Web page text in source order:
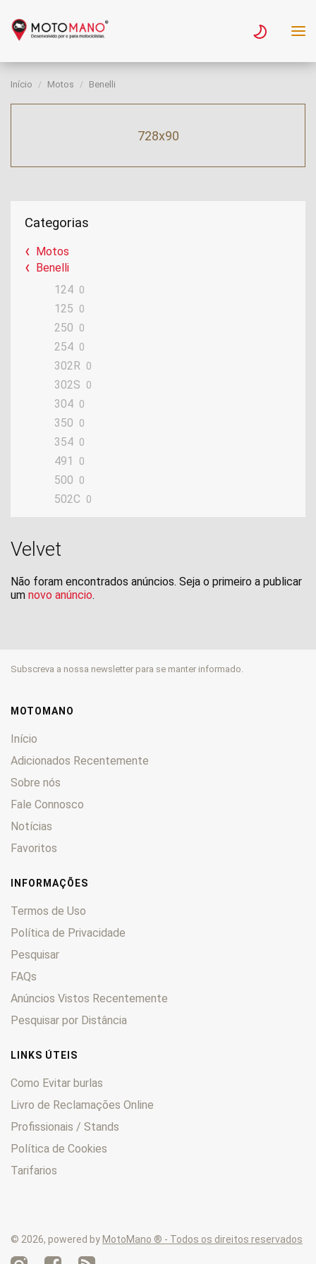
Início Motos Benelli
728x90
Categorias
Motos
Benelli
124 0
125 0
250 0
254 0
302R 0
302S 0
304 0
350 0
354 0
491 0
500 0
502C 0
900
BKX 0
K 0
Leoncino
S 0
Scooty
Spring
Tornado
TRK 0
Velvet 0
Velvet
Não foram encontrados anúncios. Seja o primeiro a publicar
um novo anúncio.
Subscreva a nossa newsletter para se manter informado.
MOTOMANO
Início
Adicionados Recentemente
Sobre nós
Fale Connosco
Notícias
Favoritos
INFORMAÇÕES
Termos de Uso
Política de Privacidade
Pesquisar
FAQs
Anúncios Vistos Recentemente
Pesquisar por Distância
LINKS ÚTEIS
Como Evitar burlas
Livro de Reclamações Online
Profissionais / Stands
Política de Cookies
Tarifarios
© 2026, powered by MotoMano ® - Todos os direitos reservados